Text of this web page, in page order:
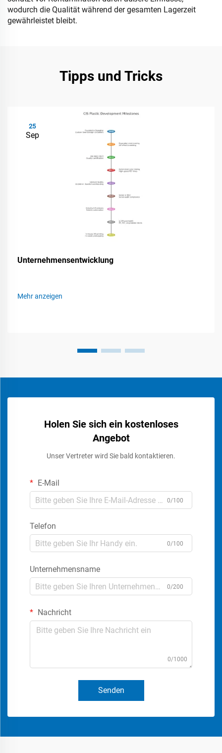
wodurch die Qualität während der gesamten Lagerzeit
gewährleistet bleibt.
Tipps und Tricks
25
Sep
Unternehmensentwicklung
Mehr anzeigen
Holen Sie sich ein kostenloses
Angebot
Unser Vertreter wird Sie bald kontaktieren.
E-Mail
0/100
Telefon
0/100
Unternehmensname
0/200
Nachricht
0/1000
Senden